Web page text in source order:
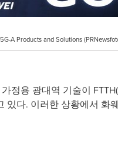
A Products and Solutions
정용 광대역 기술이
다. 이러한 상황에서 화